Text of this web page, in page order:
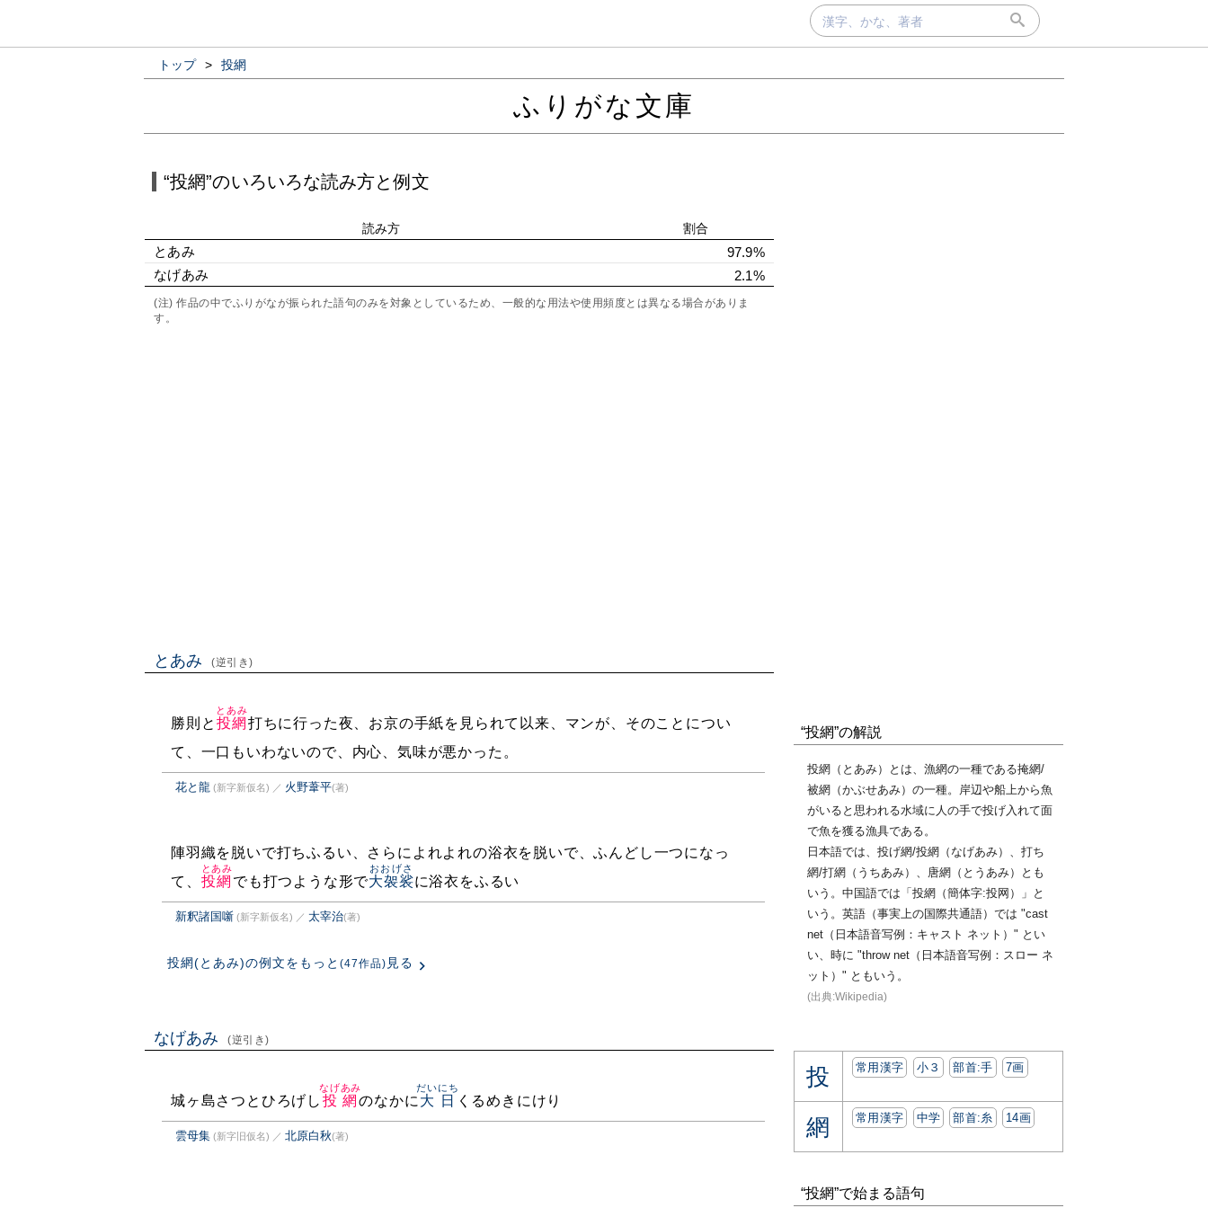
トップ > 投網
ふりがな文庫
“投網”のいろいろな読み方と例文
読み方 割合
とあみ
97.9%
なげあみ
2.1%
(注) 作品の中でふりがなが振られた語句のみを対象としているため、一般的な用法や使用頻度とは異なる場合がありま
す。
とあみ (逆引き)
勝則と 投網
とあみ
打ちに行った夜、お京の手紙を見られて以来、マンが、そのことについ
て、一口もいわないので、内心、気味が悪かった。
花と龍 (新字新仮名) ／ 火野葦平(著)
陣羽織を脱いで打ちふるい、さらによれよれの浴衣を脱いで、ふんどし一つになっ
て、 投網
とあみ
でも打つような形で大袈裟
おおげさ
に浴衣をふるい
新釈諸国噺 (新字新仮名) ／ 太宰治(著)
投網(とあみ)の例文をもっと (47作品) 見る
なげあみ (逆引き)
城ヶ島さつとひろげし 投網
なげあみ
のなかに 大日
だいにち
くるめきにけり
雲母集 (新字旧仮名) ／ 北原白秋(著)
“投網”の解説
投網（とあみ）とは、漁網の一種である掩網/
被網（かぶせあみ）の一種。岸辺や船上から魚
がいると思われる水域に人の手で投げ入れて面
で魚を獲る漁具である。
日本語では、投げ網/投網（なげあみ）、打ち
網/打網（うちあみ）、唐網（とうあみ）とも
いう。中国語では「投網（簡体字:投网）」と
いう。英語（事実上の国際共通語）では "cast
net（日本語音写例：キャスト ネット）" とい
い、時に "throw net（日本語音写例：スロー ネ
ット）" ともいう。
(出典:Wikipedia)
投 常用漢字 小３ 部首:⼿ 7画
網 常用漢字 中学 部首:⽷ 14画
“投網”で始まる語句